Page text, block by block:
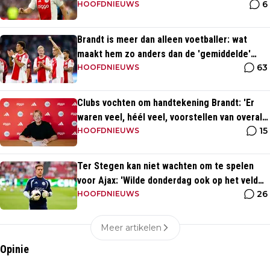
je eentje'
HOOFDNIEUWS 6
Brandt is meer dan alleen voetballer: wat
maakt hem zo anders dan de 'gemiddelde'
voetballer?
HOOFDNIEUWS 63
Clubs vochten om handtekening Brandt: 'Er
waren veel, héél veel, voorstellen van overal
ter wereld'
HOOFDNIEUWS 15
Ter Stegen kan niet wachten om te spelen
voor Ajax: 'Wilde donderdag ook op het veld
staan'
HOOFDNIEUWS 26
Meer artikelen
Opinie